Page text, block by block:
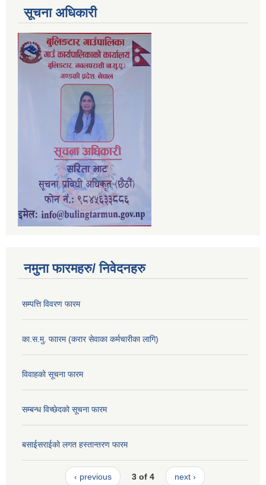
सूचना अधिकारी
नमुना फारमहरु/ निवेदनहरु
सम्पत्ति विवरण फारम
का.स.मु. फाारम (करार सेवाका कर्मचारीका लागि)
विवाहको सूचना फारम
सम्बन्ध विच्छेदको सूचना फारम
बसाईसराईको लगत हस्तान्तरण फारम
‹ previous 3 of 4 next ›